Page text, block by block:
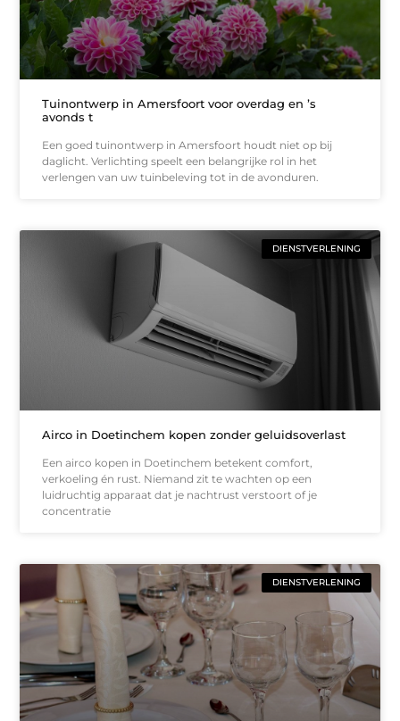
Tuinontwerp in Amersfoort voor overdag en ’s
avonds t
Een goed tuinontwerp in Amersfoort houdt niet op bij
daglicht. Verlichting speelt een belangrijke rol in het
verlengen van uw tuinbeleving tot in de avonduren.
DIENSTVERLENING
Airco in Doetinchem kopen zonder geluidsoverlast
Een airco kopen in Doetinchem betekent comfort,
verkoeling én rust. Niemand zit te wachten op een
luidruchtig apparaat dat je nachtrust verstoort of je
concentratie
DIENSTVERLENING